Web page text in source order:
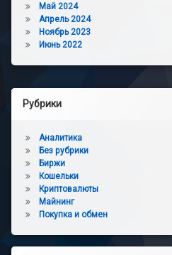
Май 2024
Апрель 2024
Ноябрь 2023
Июнь 2022
Рубрики
Аналитика
Без рубрики
Биржи
Кошельки
Криптовалюты
Майнинг
Покупка и обмен